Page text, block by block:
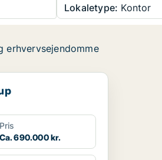
Lokaletype: Kontor
erhvervsejendomme
Pris
Ca. 690.000 kr.